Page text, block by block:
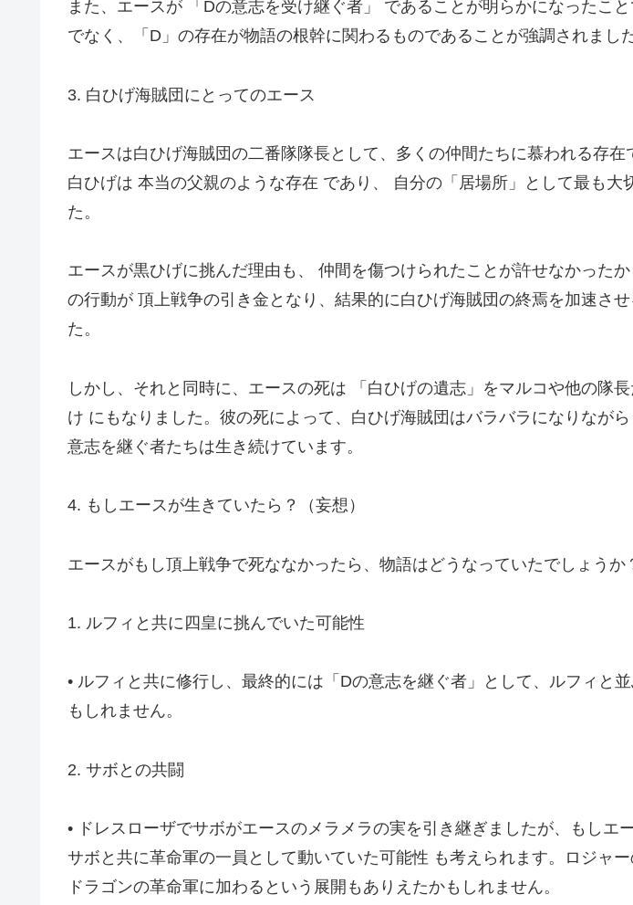
また、エースが 「Dの意志を受け継ぐ者」 であることが明らかになったこ
でなく、「D」の存在が物語の根幹に関わるものであることが強調されました
3. 白ひげ海賊団にとってのエース
エースは白ひげ海賊団の二番隊隊長として、多くの仲間たちに慕われる存在
白ひげは 本当の父親のような存在 であり、 自分の「居場所」として最も大
た。
エースが黒ひげに挑んだ理由も、 仲間を傷つけられたことが許せなかった
の行動が 頂上戦争の引き金となり、結果的に白ひげ海賊団の終焉を加速さ
た。
しかし、それと同時に、エースの死は 「白ひげの遺志」をマルコや他の隊
け にもなりました。彼の死によって、白ひげ海賊団はバラバラになりなが
意志を継ぐ者たちは生き続けています。
4. もしエースが生きていたら？（妄想）
エースがもし頂上戦争で死ななかったら、物語はどうなっていたでしょうか
1. ルフィと共に四皇に挑んでいた可能性
• ルフィと共に修行し、最終的には「Dの意志を継ぐ者」として、ルフィと
もしれません。
2. サボとの共闘
• ドレスローザでサボがエースのメラメラの実を引き継ぎましたが、もしエ
サボと共に革命軍の一員として動いていた可能性 も考えられます。ロジャー
ドラゴンの革命軍に加わるという展開もありえたかもしれません。